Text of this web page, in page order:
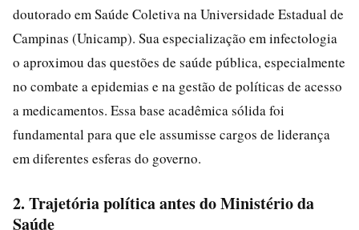
doutorado em Saúde Coletiva na Universidade Estadual de
Campinas (Unicamp). Sua especialização em infectologia
o aproximou das questões de saúde pública, especialmente
no combate a epidemias e na gestão de políticas de acesso
a medicamentos. Essa base acadêmica sólida foi
fundamental para que ele assumisse cargos de liderança
em diferentes esferas do governo.
2. Trajetória política antes do Ministério da
Saúde